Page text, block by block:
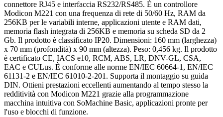
connettore RJ45 e interfaccia RS232/RS485. È un controllore
Modicon M221 con una frequenza di rete di 50/60 Hz, RAM da
256KB per le variabili interne, applicazioni utente e RAM dati,
memoria flash integrata di 256KB e memoria su scheda SD da 2
Gb. Il prodotto è classificato IP20. Dimensioni: 160 mm (larghezza)
x 70 mm (profondità) x 90 mm (altezza). Peso: 0,456 kg. Il prodotto
è certificato CE, IACS e10, RCM, ABS, LR, DNV-GL, CSA,
EAC e CULus. È conforme alle norme EN/IEC 60664-1, EN/IEC
61131-2 e EN/IEC 61010-2-201. Supporta il montaggio su guida
DIN. Ottieni prestazioni eccellenti aumentando al tempo stesso la
redditività con Modicon M221 grazie alla programmazione
macchina intuitiva con SoMachine Basic, applicazioni pronte per
l'uso e blocchi di funzione.